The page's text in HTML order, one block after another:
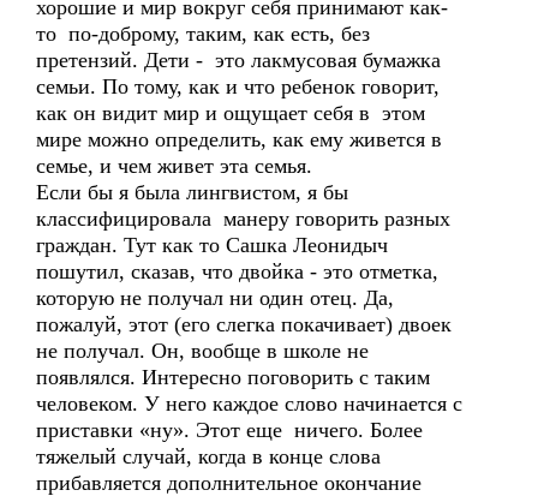
хорошие и мир вокруг себя принимают как-
то по-доброму, таким, как есть, без
претензий. Дети - это лакмусовая бумажка
семьи. По тому, как и что ребенок говорит,
как он видит мир и ощущает себя в этом
мире можно определить, как ему живется в
семье, и чем живет эта семья.
Если бы я была лингвистом, я бы
классифицировала манеру говорить разных
граждан. Тут как то Сашка Леонидыч
пошутил, сказав, что двойка - это отметка,
которую не получал ни один отец. Да,
пожалуй, этот (его слегка покачивает) двоек
не получал. Он, вообще в школе не
появлялся. Интересно поговорить с таким
человеком. У него каждое слово начинается с
приставки «ну». Этот еще ничего. Более
тяжелый случай, когда в конце слова
прибавляется дополнительное окончание